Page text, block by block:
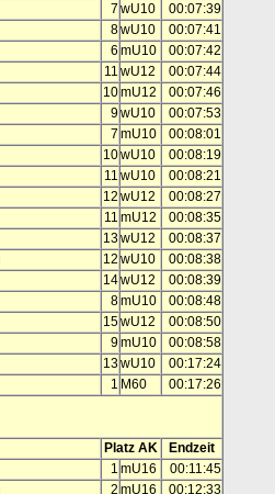
7 wU10
00:07:39
8wU10
00:07:41
6 mU10
00:07:42
11 wU12
00:07:44
10mU12
00:07:46
9wU10
00:07:53
7 mU10
00:08:01
10wU10
00:08:19
11 wU10
00:08:21
12 wU12
00:08:27
11 mU12
00:08:35
13wU12
00:08:37
12 wU10
00:08:38
14wU12
00:08:39
8mU10
00:08:48
15wU12
00:08:50
9mU10
00:08:58
13wU10
00:17:24
1 M60 00:17:26
Platz AK
Endzeit
1 mU16
00:11:45
2 mU16
00:12:33